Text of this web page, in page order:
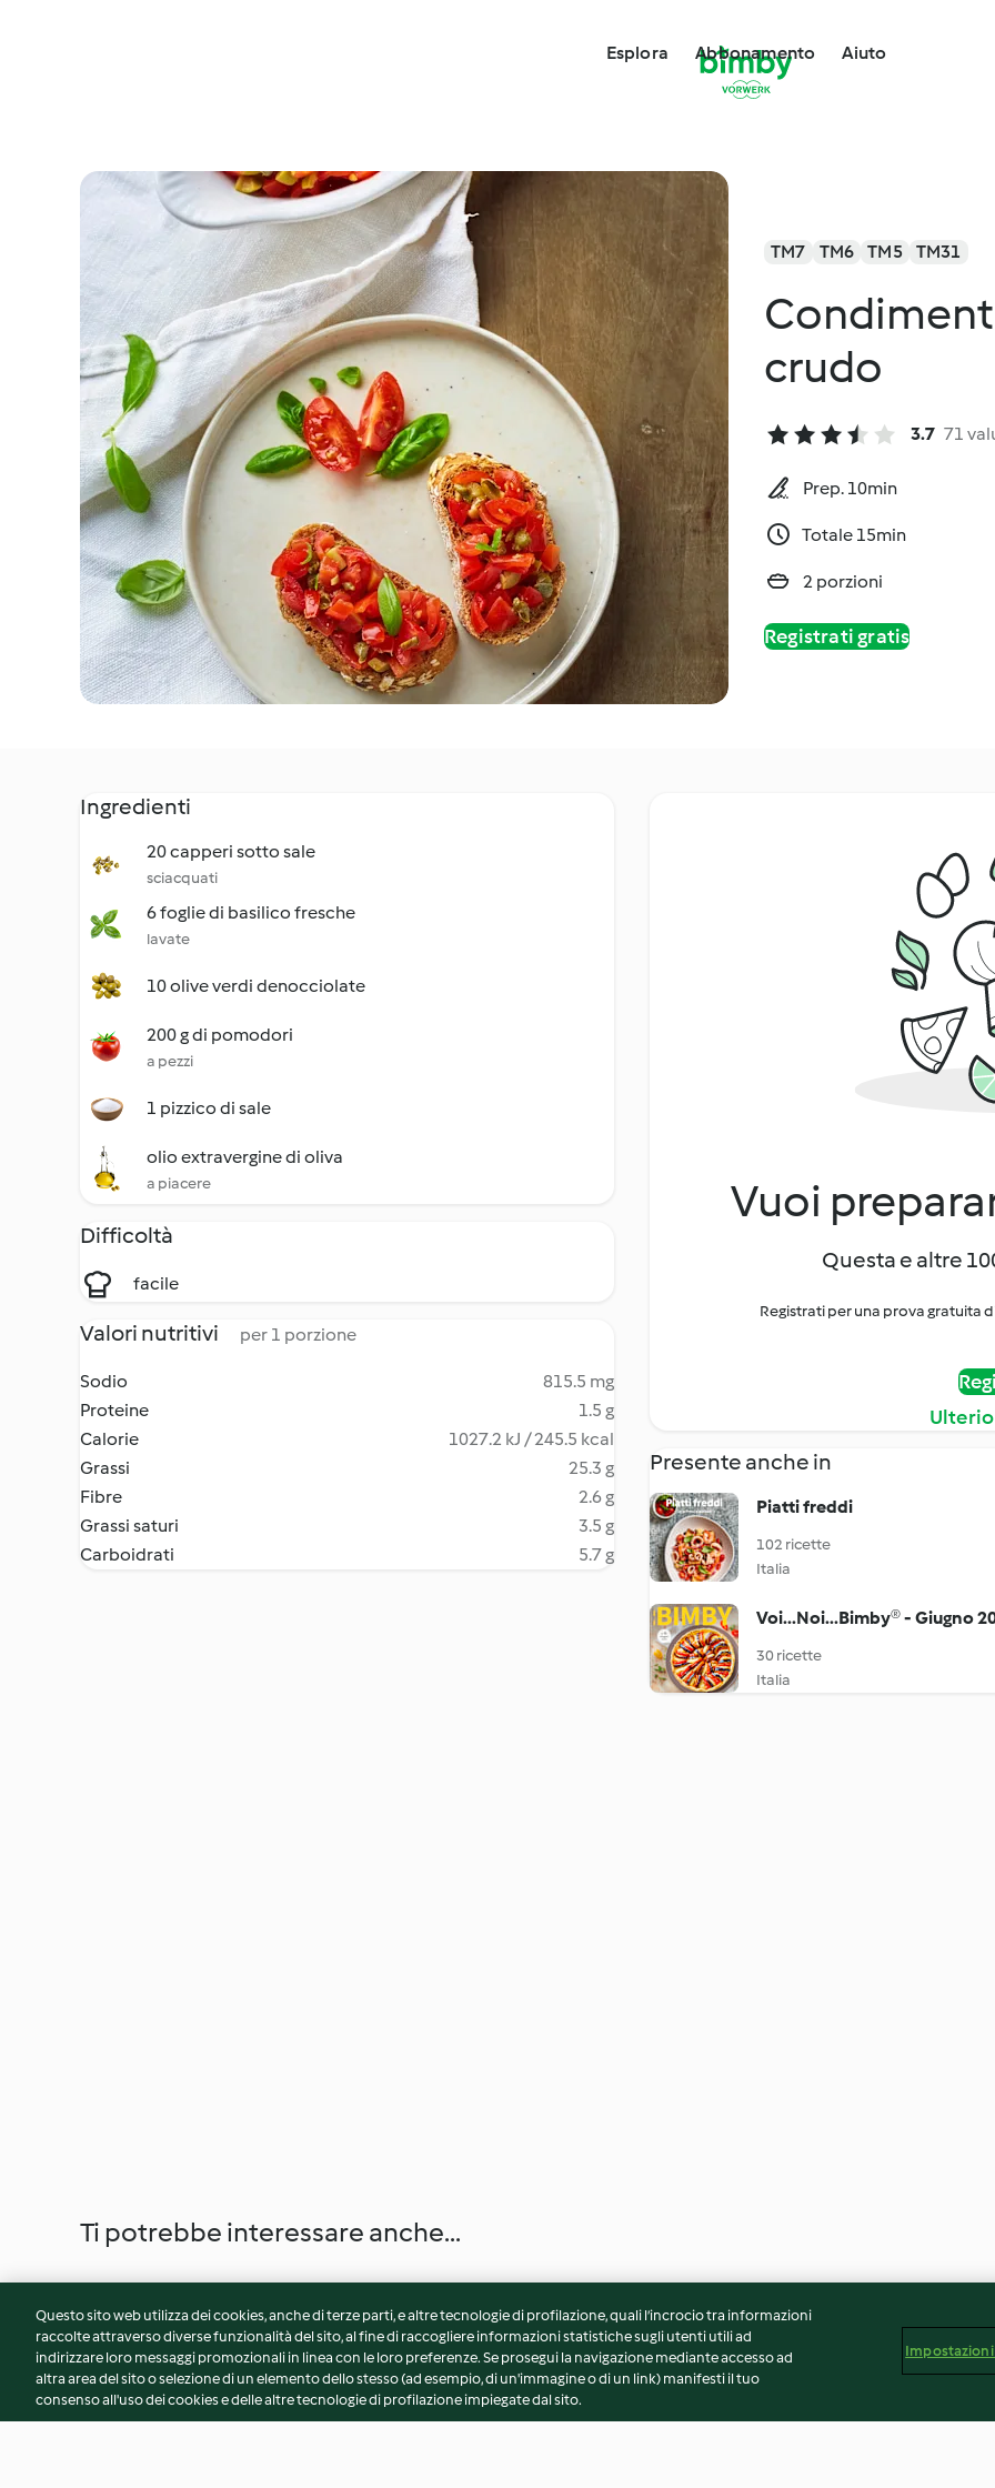
Esplora Abbonamento Aiuto
TM7 TM6 TM5 TM31
crudo
3.7 71
Prep. 10min
Totale 15min
2 porzioni
Registrati gratis
Ingredienti
20 capperi sotto sale
sciacquati
6 foglie di basilico fresche
lavate
10 olive verdi denocciolate
200 g di pomodori
a pezzi
1 pizzico di sale
olio extravergine di oliva
a piacere
Difficoltà
facile
Valori nutritivi per 1 porzione
Sodio
815.5 mg
Proteine
1.5 g
Calorie
1027.2 kJ / 245.5 kcal
Grassi
25.3 g
Fibre
2.6 g
Grassi saturi
3.5 g
Carboidrati
5.7 g
Vuoi
Questa e altre
Registrati per una prova gratuita
Presente anche in
Piatti freddi
102 ricette
Italia
Voi...Noi...Bimby® - Giugno
30 ricette
Italia
Ti potrebbe interessare anche...
Questo sito web utilizza dei cookies, anche di terze parti, e altre tecnologie di profilazione, quali l’incrocio tra informazioni
raccolte attraverso diverse funzionalità del sito, al fine di raccogliere informazioni statistiche sugli utenti utili ad
indirizzare loro messaggi promozionali in linea con le loro preferenze. Se prosegui la navigazione mediante accesso ad
altra area del sito o selezione di un elemento dello stesso (ad esempio, di un'immagine o di un link) manifesti il tuo
consenso all'uso dei cookies e delle altre tecnologie di profilazione impiegate dal sito.